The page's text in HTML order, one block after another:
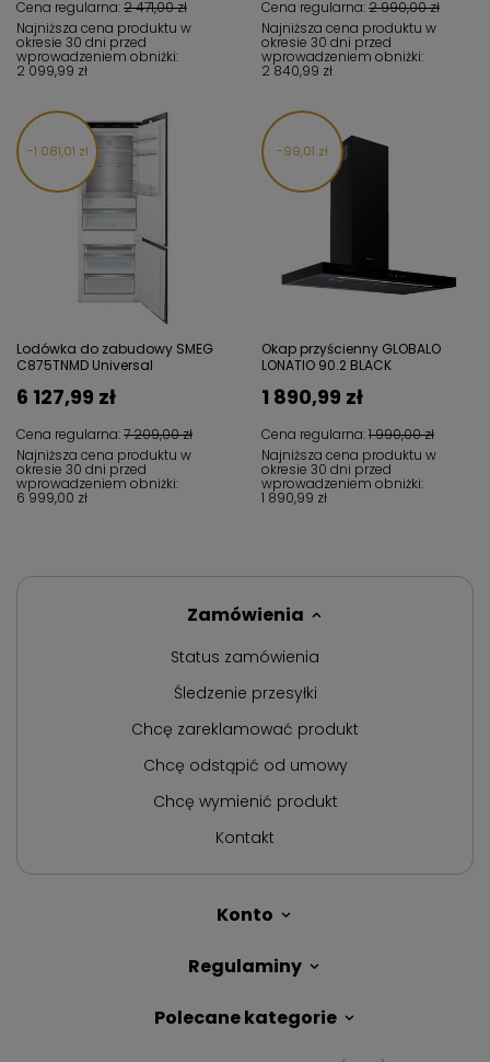
Cena regularna:2 471,00 zł
Najniższa cena produktu w
okresie 30 dni przed
wprowadzeniem obniżki:
2 099,99 zł
Cena regularna:2 990,00 zł
Najniższa cena produktu w
okresie 30 dni przed
wprowadzeniem obniżki:
2 840,99 zł
1 081,01 zł
Lodówka do zabudowy SMEG
C875TNMD Universal
Cena regularna:7 209,00 zł
6 127,99 zł
Najniższa cena produktu w
okresie 30 dni przed
wprowadzeniem obniżki:
6 999,00 zł
99,01 zł
Okap przyścienny GLOBALO
LONATIO 90.2 BLACK
Cena regularna:1 990,00 zł
1 890,99 zł
Najniższa cena produktu w
okresie 30 dni przed
wprowadzeniem obniżki:
1 890,99 zł
Zamówienia
Status zamówienia
Śledzenie przesyłki
Chcę zareklamować produkt
Chcę odstąpić od umowy
Chcę wymienić produkt
Kontakt
Konto
Regulaminy
Polecane kategorie